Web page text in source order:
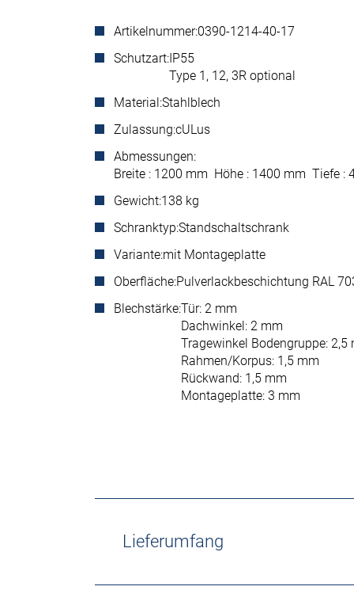
Artikelnummer:0390-1214-40-17
Schutzart:IP55
Type 1, 12, 3R optional
Material:Stahlblech
Zulassung:cULus
Abmessungen:
Breite : 1200 mm Höhe : 1400 mm Tiefe :
Gewicht:138 kg
Schranktyp:Standschaltschrank
Variante:mit Montageplatte
Oberfläche:Pulverlackbeschichtung RAL
Blechstärke:Tür: 2 mm
Dachwinkel: 2 mm
Tragewinkel Bodengruppe: 2,5
Rahmen/Korpus: 1,5 mm
Rückwand: 1,5 mm
Montageplatte: 3 mm
Lieferumfang